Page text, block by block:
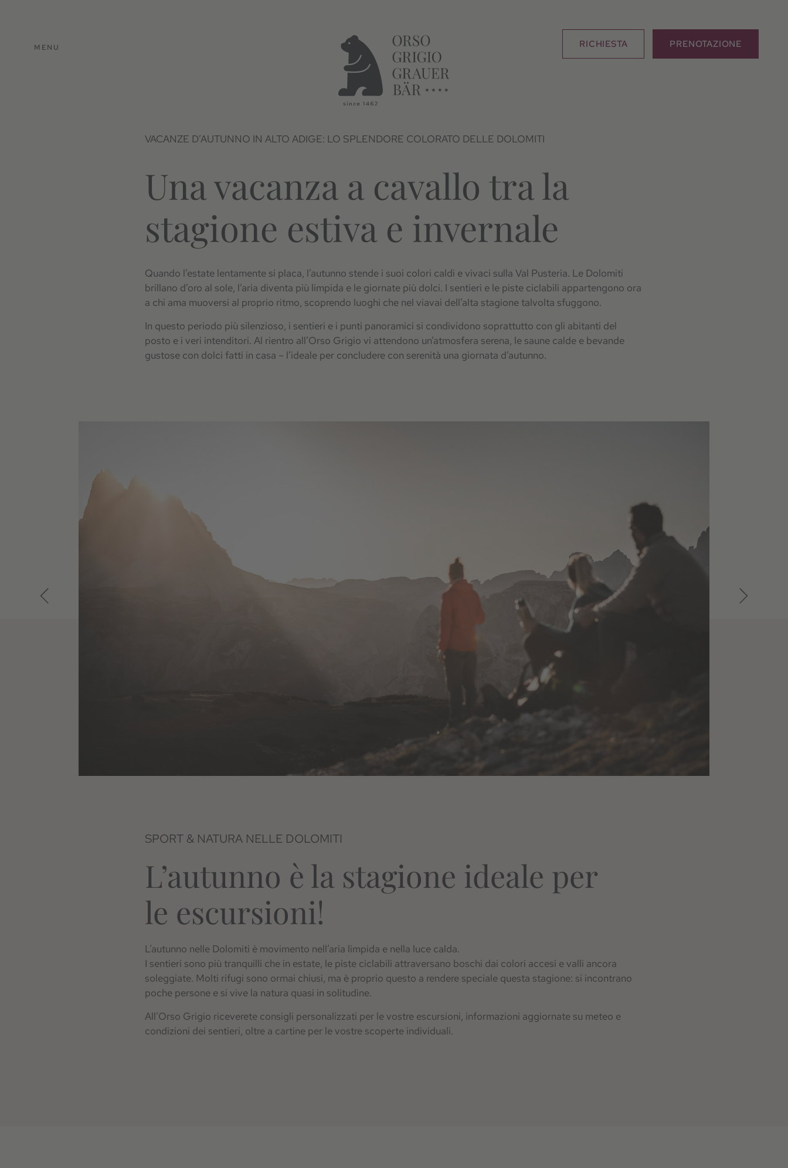
MENU RICHIESTA PRENOTAZIONE
VACANZE D’AUTUNNO IN ALTO ADIGE: LO SPLENDORE COLORATO DELLE DOLOMITI
Una vacanza a cavallo tra la
stagione estiva e invernale
Quando l’estate lentamente si placa, l’autunno stende i suoi colori caldi e vivaci sulla Val Pusteria. Le Dolomiti
brillano d’oro al sole, l’aria diventa più limpida e le giornate più dolci. I sentieri e le piste ciclabili appartengono ora
a chi ama muoversi al proprio ritmo, scoprendo luoghi che nel viavai dell’alta stagione talvolta sfuggono.
In questo periodo più silenzioso, i sentieri e i punti panoramici si condividono soprattutto con gli abitanti del
posto e i veri intenditori. Al rientro all’Orso Grigio vi attendono un’atmosfera serena, le saune calde e bevande
gustose con dolci fatti in casa – l’ideale per concludere con serenità una giornata d’autunno.
SPORT & NATURA NELLE DOLOMITI
L’autunno è la stagione ideale per
le escursioni!
L’autunno nelle Dolomiti è movimento nell’aria limpida e nella luce calda.
I sentieri sono più tranquilli che in estate, le piste ciclabili attraversano boschi dai colori accesi e valli ancora
soleggiate. Molti rifugi sono ormai chiusi, ma è proprio questo a rendere speciale questa stagione: si incontrano
poche persone e si vive la natura quasi in solitudine.
All’Orso Grigio riceverete consigli personalizzati per le vostre escursioni, informazioni aggiornate su meteo e
condizioni dei sentieri, oltre a cartine per le vostre scoperte individuali.